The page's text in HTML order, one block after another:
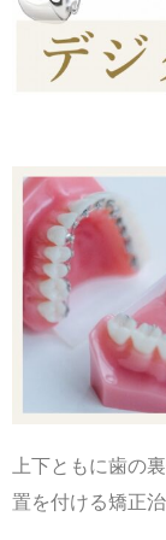
上下ともに歯の
置を付ける矯正治